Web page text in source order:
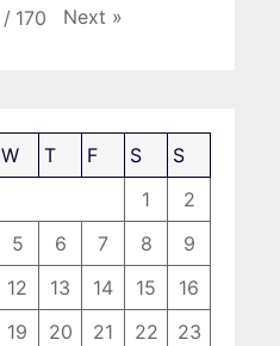
/ 170 Next »
W T F S
S
1
2
5 6 7 8
9
12 13 14 15
16
19 20 21 22
23